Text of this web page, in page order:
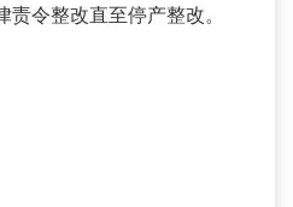
令整改直至停产整改。